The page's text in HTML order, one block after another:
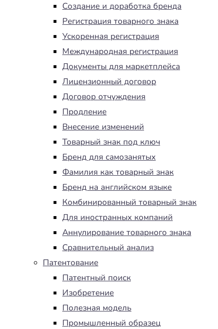
Создание и доработка бренда
Регистрация товарного знака
Ускоренная регистрация
Международная регистрация
Документы для маркетплейса
Лицензионный договор
Договор отчуждения
Продление
Внесение изменений
Товарный знак под ключ
Бренд для самозанятых
Фамилия как товарный знак
Бренд на английском языке
Комбинированный товарный знак
Для иностранных компаний
Аннулирование товарного знака
Сравнительный анализ
Патентование
Патентный поиск
Изобретение
Полезная модель
Промышленный образец